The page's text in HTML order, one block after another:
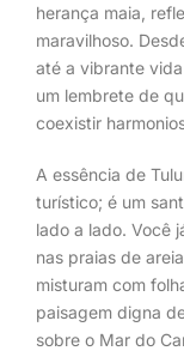
herança maia,
maravilhoso.
até a vibrante
um lembrete de
coexistir
A essência de
turístico; é um
lado a lado. Você
nas praias de
misturam com
paisagem digna
sobre o Mar do